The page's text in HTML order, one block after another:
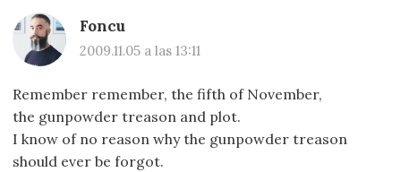
Foncu
2009.11.05 a las 13:11
Remember remember, the fifth of November,
the gunpowder treason and plot.
I know of no reason why the gunpowder treason
should ever be forgot.